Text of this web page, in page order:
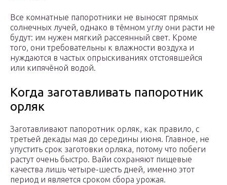
Все комнатные папоротники не выносят прямых
солнечных лучей, однако в тёмном углу они расти не
будут: им нужен мягкий рассеянный свет. Кроме
того, они требовательны к влажности воздуха и
нуждаются в частых опрыскиваниях отстоявшейся
или кипячёной водой.
Когда заготавливать папоротник
орляк
Заготавливают папоротник орляк, как правило, с
третьей декады мая до середины июня. Главное, не
упустить срок заготовки орляка, потому что побеги
растут очень быстро. Вайи сохраняют пищевые
качества лишь четыре-шесть дней, именно этот
период и является сроком сбора урожая.